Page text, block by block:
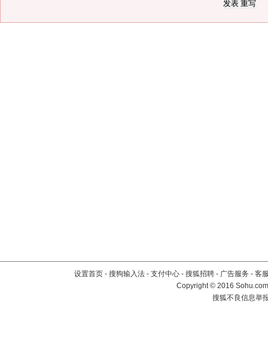
设置首页 - 搜狗输入法 - 支付中心 - 搜狐招聘 - 广告服务 - 客
Copyright©2016
搜狐不良信息举